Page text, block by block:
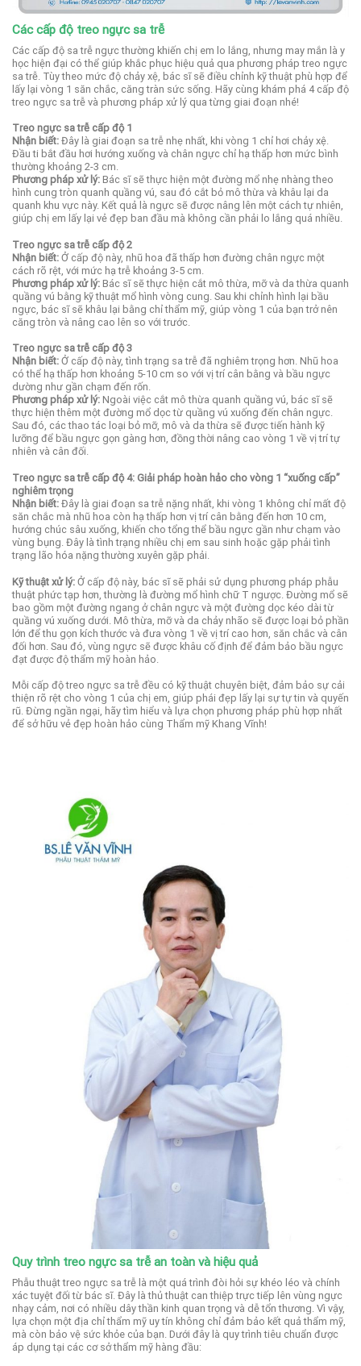
Các cấp độ treo ngực sa trễ
Các cấp độ sa trễ ngực thường khiến chị em lo lắng, nhưng may mắn là y
học hiện đại có thể giúp khắc phục hiệu quả qua phương pháp treo ngực
sa trễ. Tùy theo mức độ chảy xệ, bác sĩ sẽ điều chỉnh kỹ thuật phù hợp để
lấy lại vòng 1 săn chắc, căng tràn sức sống. Hãy cùng khám phá 4 cấp độ
treo ngực sa trễ và phương pháp xử lý qua từng giai đoạn nhé!
Treo ngực sa trễ cấp độ 1
Nhận biết: Đây là giai đoạn sa trễ nhẹ nhất, khi vòng 1 chỉ hơi chảy xệ.
Đầu ti bắt đầu hơi hướng xuống và chân ngực chỉ hạ thấp hơn mức bình
thường khoảng 2-3 cm.
Phương pháp xử lý: Bác sĩ sẽ thực hiện một đường mổ nhẹ nhàng theo
hình cung tròn quanh quầng vú, sau đó cắt bỏ mô thừa và khâu lại da
quanh khu vực này. Kết quả là ngực sẽ được nâng lên một cách tự nhiên,
giúp chị em lấy lại vẻ đẹp ban đầu mà không cần phải lo lắng quá nhiều.
Treo ngực sa trễ cấp độ 2
Nhận biết: Ở cấp độ này, nhũ hoa đã thấp hơn đường chân ngực một
cách rõ rệt, với mức hạ trễ khoảng 3-5 cm.
Phương pháp xử lý: Bác sĩ sẽ thực hiện cắt mô thừa, mỡ và da thừa quanh
quầng vú bằng kỹ thuật mổ hình vòng cung. Sau khi chỉnh hình lại bầu
ngực, bác sĩ sẽ khâu lại bằng chỉ thẩm mỹ, giúp vòng 1 của bạn trở nên
căng tròn và nâng cao lên so với trước.
Treo ngực sa trễ cấp độ 3
Nhận biết: Ở cấp độ này, tình trạng sa trễ đã nghiêm trọng hơn. Nhũ hoa
có thể hạ thấp hơn khoảng 5-10 cm so với vị trí cân bằng và bầu ngực
dường như gần chạm đến rốn.
Phương pháp xử lý: Ngoài việc cắt mô thừa quanh quầng vú, bác sĩ sẽ
thực hiện thêm một đường mổ dọc từ quầng vú xuống đến chân ngực.
Sau đó, các thao tác loại bỏ mỡ, mô và da thừa sẽ được tiến hành kỹ
lưỡng để bầu ngực gọn gàng hơn, đồng thời nâng cao vòng 1 về vị trí tự
nhiên và cân đối.
Treo ngực sa trễ cấp độ 4: Giải pháp hoàn hảo cho vòng 1 “xuống cấp”
nghiêm trọng
Nhận biết: Đây là giai đoạn sa trễ nặng nhất, khi vòng 1 không chỉ mất độ
săn chắc mà nhũ hoa còn hạ thấp hơn vị trí cân bằng đến hơn 10 cm,
hướng chúc sâu xuống, khiến cho tổng thể bầu ngực gần như chạm vào
vùng bụng. Đây là tình trạng nhiều chị em sau sinh hoặc gặp phải tình
trạng lão hóa nặng thường xuyên gặp phải.
Kỹ thuật xử lý: Ở cấp độ này, bác sĩ sẽ phải sử dụng phương pháp phẫu
thuật phức tạp hơn, thường là đường mổ hình chữ T ngược. Đường mổ sẽ
bao gồm một đường ngang ở chân ngực và một đường dọc kéo dài từ
quầng vú xuống dưới. Mô thừa, mỡ và da chảy nhão sẽ được loại bỏ phần
lớn để thu gọn kích thước và đưa vòng 1 về vị trí cao hơn, săn chắc và cân
đối hơn. Sau đó, vùng ngực sẽ được khâu cố định để đảm bảo bầu ngực
đạt được độ thẩm mỹ hoàn hảo.
Mỗi cấp độ treo ngực sa trễ đều có kỹ thuật chuyên biệt, đảm bảo sự cải
thiện rõ rệt cho vòng 1 của chị em, giúp phái đẹp lấy lại sự tự tin và quyến
rũ. Đừng ngần ngại, hãy tìm hiểu và lựa chọn phương pháp phù hợp nhất
để sở hữu vẻ đẹp hoàn hảo cùng Thẩm mỹ Khang Vĩnh!
Quy trình treo ngực sa trễ an toàn và hiệu quả
Phẫu thuật treo ngực sa trễ là một quá trình đòi hỏi sự khéo léo và chính
xác tuyệt đối từ bác sĩ. Đây là thủ thuật can thiệp trực tiếp lên vùng ngực
nhạy cảm, nơi có nhiều dây thần kinh quan trọng và dễ tổn thương. Vì vậy,
lựa chọn một địa chỉ thẩm mỹ uy tín không chỉ đảm bảo kết quả thẩm mỹ,
mà còn bảo vệ sức khỏe của bạn. Dưới đây là quy trình tiêu chuẩn được
áp dụng tại các cơ sở thẩm mỹ hàng đầu: